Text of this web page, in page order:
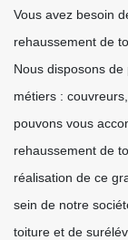
Vous avez besoin
rehaussement de
Nous disposons
métiers :
pouvons vous
rehaussement de
réalisation de ce
sein de notre
toiture et de